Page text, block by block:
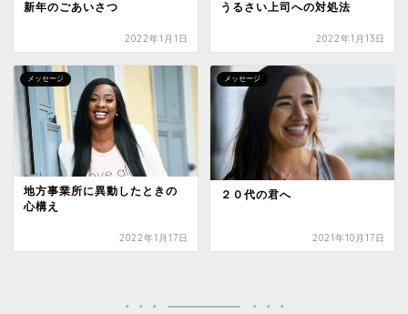
新年のごあいさつ
2022年1月1日
うるさい上司への対処法
2022年1月13日
メッセージ
地方事業所に異動したときの
心構え
2022年1月17日
メッセージ
２０代の君へ
2021年10月17日